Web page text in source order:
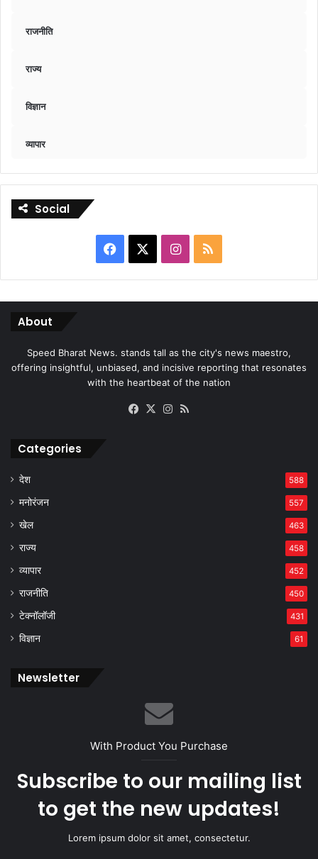
राजनीति
राज्य
विज्ञान
व्यापार
Social
Facebook Instagram
RSS
About
Speed Bharat News. stands tall as the city's news maestro,
offering insightful, unbiased, and incisive reporting that resonates
with the heartbeat of the nation
Facebook
X Instagram
Categories
देश 588
मनोरंजन 557
खेल 463
राज्य 458
व्यापार 452
राजनीति 450
टेक्नॉलॉजी 431
विज्ञान 61
Newsletter
With Product You Purchase
Subscribe to our mailing list
to get the new updates!
Lorem ipsum dolor sit amet, consectetur.